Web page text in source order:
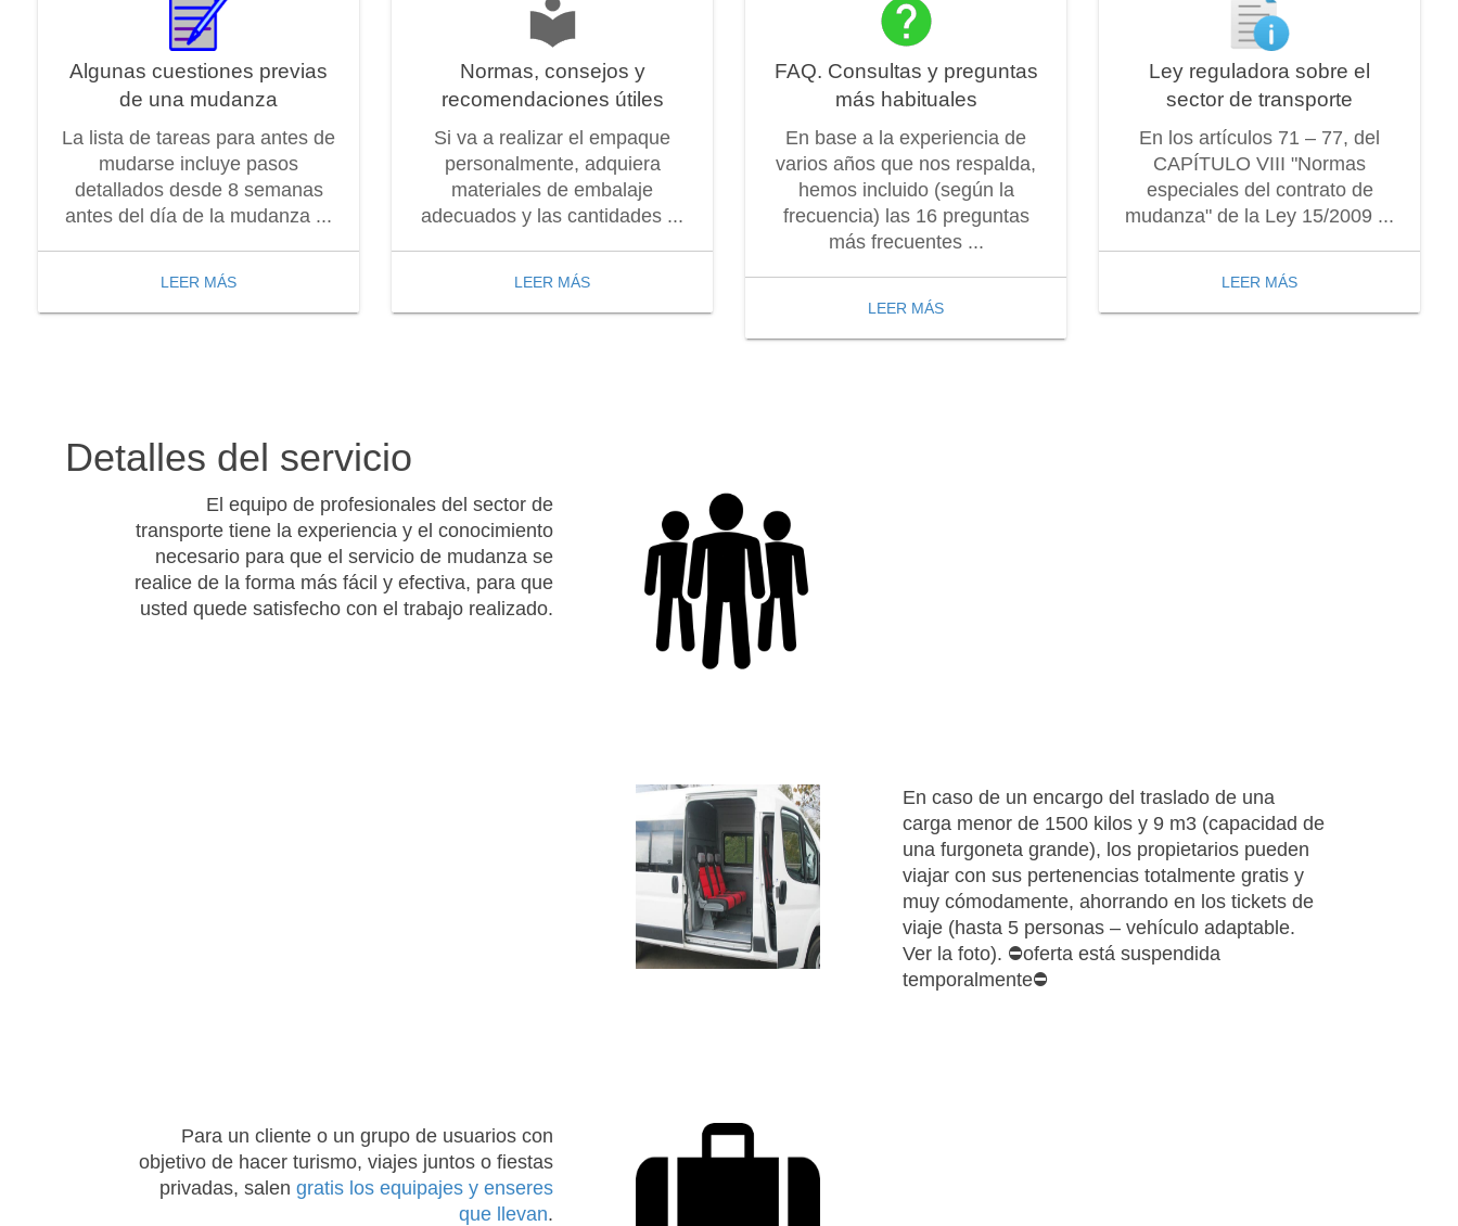
Algunas cuestiones previas
de una mudanza
La lista de tareas para antes de
mudarse incluye pasos
detallados desde 8 semanas
antes del día de la mudanza ...
LEER MÁS
Normas, consejos y
recomendaciones útiles
Si va a realizar el empaque
personalmente, adquiera
materiales de embalaje
adecuados y las cantidades ...
LEER MÁS
FAQ. Consultas y preguntas
más habituales
En base a la experiencia de
varios años que nos respalda,
hemos incluido (según la
frecuencia) las 16 preguntas
más frecuentes ...
LEER MÁS
Ley reguladora sobre el
sector de transporte
En los artículos 71 – 77, del
CAPÍTULO VIII "Normas
especiales del contrato de
mudanza" de la Ley 15/2009 ...
LEER MÁS
Detalles del servicio
El equipo de profesionales del sector de
transporte tiene la experiencia y el conocimiento
necesario para que el servicio de mudanza se
realice de la forma más fácil y efectiva, para que
usted quede satisfecho con el trabajo realizado.
En caso de un encargo del traslado de una
carga menor de 1500 kilos y 9 m3 (capacidad de
una furgoneta grande), los propietarios pueden
viajar con sus pertenencias totalmente gratis y
muy cómodamente, ahorrando en los tickets de
viaje (hasta 5 personas – vehículo adaptable.
Ver la foto). ⛔oferta está suspendida
temporalmente⛔
Para un cliente o un grupo de usuarios con
objetivo de hacer turismo, viajes juntos o fiestas
privadas, salen gratis los equipajes y enseres
que llevan.